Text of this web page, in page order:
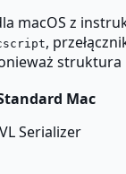
macOS z
,
Mac
Serializer